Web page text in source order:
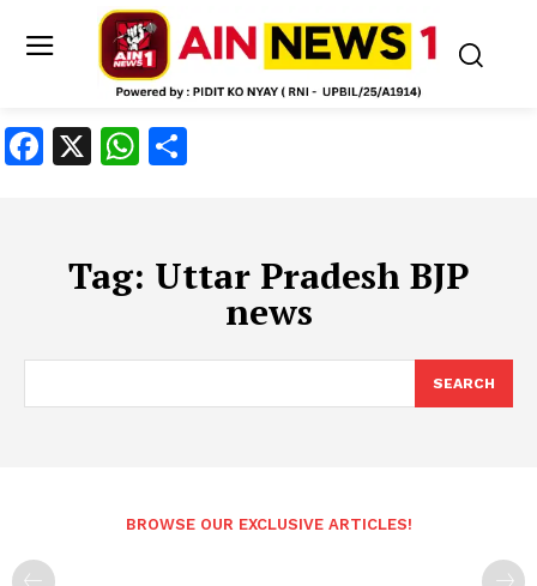
Facebook
X WhatsApp
Tag: Uttar Pradesh BJP
news
SEARCH
BROWSE OUR EXCLUSIVE ARTICLES!